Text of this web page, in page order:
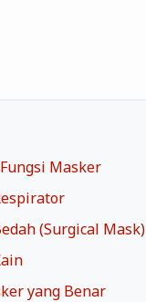
Masker
(Surgical Mask)
yang Benar